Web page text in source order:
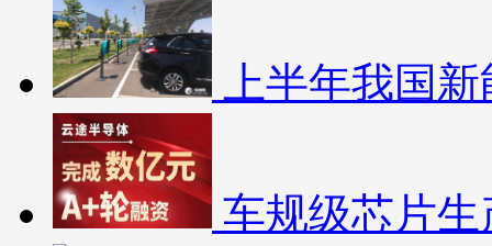
上半年我国
车规级芯片